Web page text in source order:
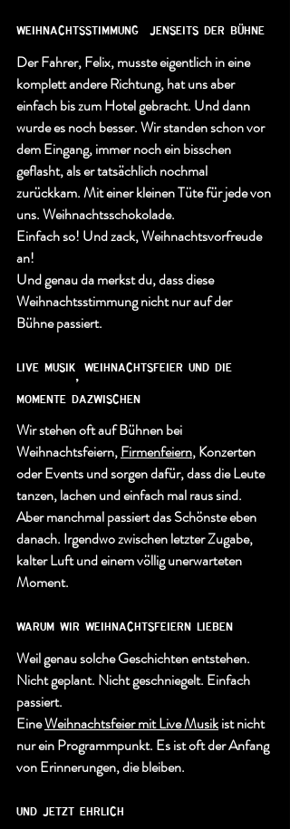
weihnachtsstimmung  jenseits der bühne
Der Fahrer, Felix, musste eigentlich in eine
komplett andere Richtung, hat uns aber
einfach bis zum Hotel gebracht. Und dann
wurde es noch besser. Wir standen schon vor
dem Eingang, immer noch ein bisschen
geflasht, als er tatsächlich nochmal
zurückkam. Mit einer kleinen Tüte für jede von
uns. Weihnachtsschokolade.
Einfach so! Und zack, Weihnachtsvorfreude
an!
Und genau da merkst du, dass diese
Weihnachtsstimmung nicht nur auf der
Bühne passiert.
live musik, weihnachtsfeier und die
momente dazwischen
Wir stehen oft auf Bühnen bei
Weihnachtsfeiern, Firmenfeiern, Konzerten
oder Events und sorgen dafür, dass die Leute
tanzen, lachen und einfach mal raus sind.
Aber manchmal passiert das Schönste eben
danach. Irgendwo zwischen letzter Zugabe,
kalter Luft und einem völlig unerwarteten
Moment.
warum wir weihnachtsfeiern lieben
Weil genau solche Geschichten entstehen.
Nicht geplant. Nicht geschniegelt. Einfach
passiert.
Eine Weihnachtsfeier mit Live Musik ist nicht
nur ein Programmpunkt. Es ist oft der Anfang
von Erinnerungen, die bleiben.
und jetzt ehrlich